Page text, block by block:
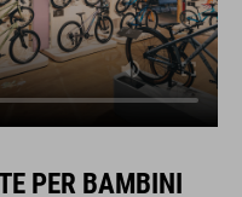
PER BAMBINI